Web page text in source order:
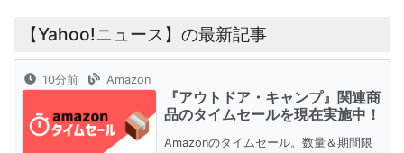
【Yahoo!ニュース】の最新記事
10分前 Amazon
『アウトドア・キャンプ』関連商
品のタイムセールを現在実施中！
Amazonのタイムセール。数量＆期間限